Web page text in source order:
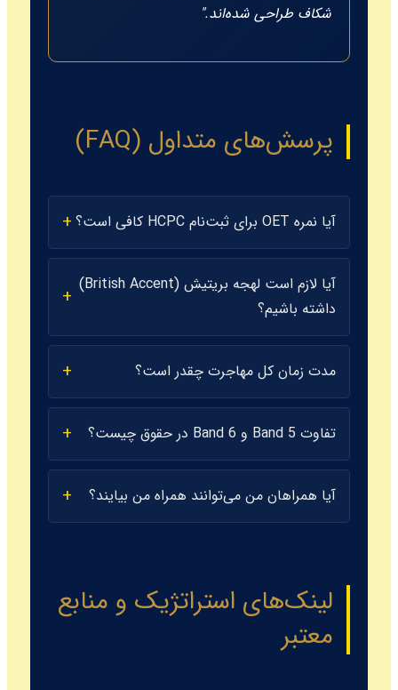
شکاف طراحی شده‌اند."
پرسش‌های متداول (FAQ)
آیا نمره OET برای ثبت‌نام HCPC کافی است؟
آیا لازم است لهجه بریتیش (British Accent)
داشته باشیم؟
مدت زمان کل مهاجرت چقدر است؟
تفاوت Band 5 و Band 6 در حقوق چیست؟
آیا همراهان من می‌توانند همراه من بیایند؟
لینک‌های استراتژیک و منابع
معتبر